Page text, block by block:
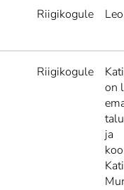
Riigikogule
Riigikogule
on
ja